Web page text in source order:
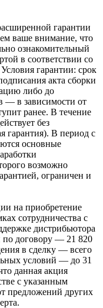
гарантии
ваше внимание, что
ознакомительный
в соответствии со
гарантии: срок
акта сборки
либо до
— в зависимости от
ранее. В течение
без
гарантия). В период с
основные
возможно
ограничен и
на приобретение
сотрудничества с
дистрибьютора
договору — 21 820
в сделку — всего
условий — до 31
данная акция
с указанным
предложений других